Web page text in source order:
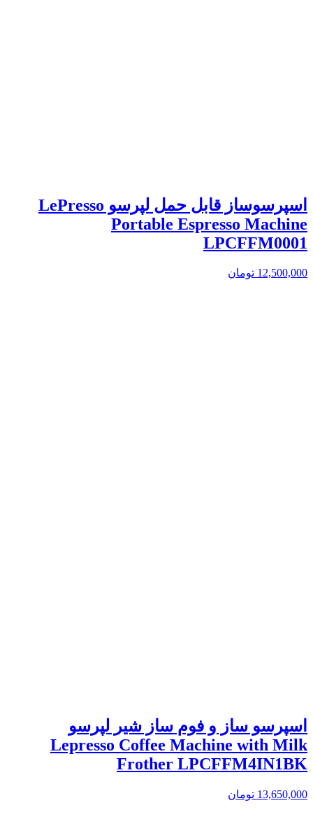
اسپرسوساز قابل حمل لپرسو LePresso
Portable Espresso Machine
LPCFFM0001
12,500,000 تومان
اسپرسو ساز و فوم ساز شیر لپرسو
Lepresso Coffee Machine with Milk
Frother LPCFFM4IN1BK
13,650,000 تومان